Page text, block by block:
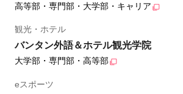
高等部・専門部・大学部・キャリア
観光・ホテル
バンタン外語＆ホテル観光学院
大学部・専門部・高等部
eスポーツ